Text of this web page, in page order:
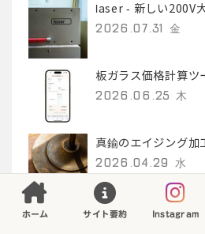
laser - 新しい200V
2026.07.31 金
板ガラス価格計算ツ
2026.06.25 木
真鍮のエイジング加
2026.04.29 水
Illustratorで作成し
ホーム サイト要約 Instagram